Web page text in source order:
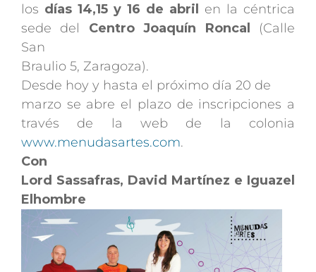
los días 14,15 y 16 de abril en la céntrica
sede del
Centro Joaquín Roncal
(Calle
San
Braulio 5, Zaragoza).
Desde hoy y hasta el próximo día 20 de
marzo se abre el plazo de inscripciones a
través de la web de la colonia
www.menudasartes.com.
Con
Lord Sassafras, David Martínez e Iguazel
Elhombre